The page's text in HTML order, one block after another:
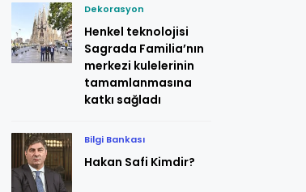
Dekorasyon
Henkel teknolojisi
Sagrada Familia’nın
merkezi kulelerinin
tamamlanmasına
katkı sağladı
Bilgi Bankası
Hakan Safi Kimdir?